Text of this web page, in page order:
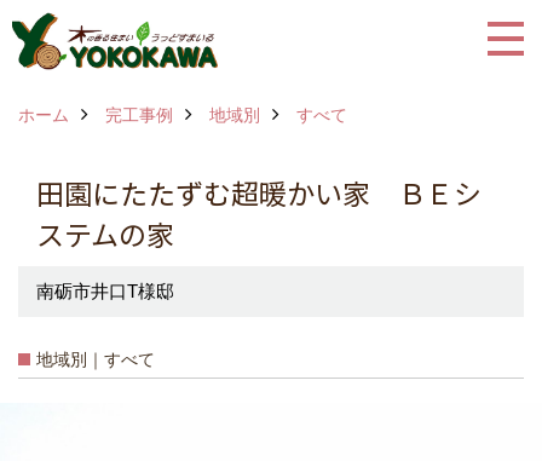
ホーム 完工事例 地域別 すべて
田園にたたずむ超暖かい家 ＢＥシ
ステムの家
南砺市井口T様邸
地域別｜すべて